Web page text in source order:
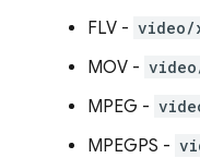
FLV -
MOV -
MPEG -
MPEGPS -